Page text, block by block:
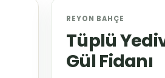
REYON BAHÇE
Tüplü
Gül Fidanı